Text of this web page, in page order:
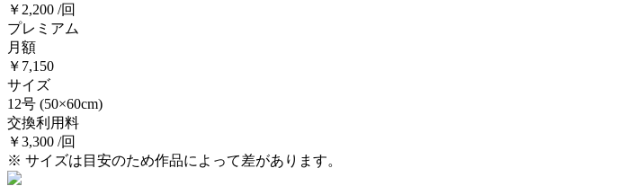
￥2,200 /回
プレミアム
月額
￥7,150
サイズ
12号 (50×60cm)
交換利用料
￥3,300 /回
※ サイズは目安のため作品によって差があります。